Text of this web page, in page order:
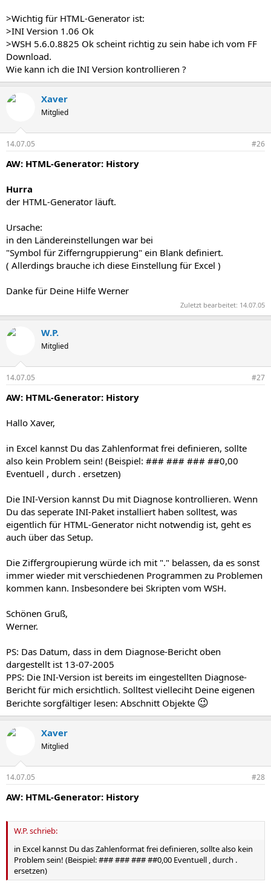
>Wichtig für HTML-Generator ist:
>INI Version 1.06 Ok
>WSH 5.6.0.8825 Ok scheint richtig zu sein habe ich vom FF
Download.
Wie kann ich die INI Version kontrollieren ?
Xaver
Mitglied
14.07.05 #26
AW: HTML-Generator: History
Hurra
der HTML-Generator läuft.
Ursache:
in den Ländereinstellungen war bei
"Symbol für Zifferngruppierung" ein Blank definiert.
( Allerdings brauche ich diese Einstellung für Excel )
Danke für Deine Hilfe Werner
Zuletzt bearbeitet: 14.07.05
W.P.
Mitglied
14.07.05 #27
AW: HTML-Generator: History
Hallo Xaver,
in Excel kannst Du das Zahlenformat frei definieren, sollte
also kein Problem sein! (Beispiel: ### ### ### ##0,00
Eventuell , durch . ersetzen)
Die INI-Version kannst Du mit Diagnose kontrollieren. Wenn
Du das seperate INI-Paket installiert haben solltest, was
eigentlich für HTML-Generator nicht notwendig ist, geht es
auch über das Setup.
Die Ziffergroupierung würde ich mit "." belassen, da es sonst
immer wieder mit verschiedenen Programmen zu Problemen
kommen kann. Insbesondere bei Skripten vom WSH.
Schönen Gruß,
Werner.
PS: Das Datum, dass in dem Diagnose-Bericht oben
dargestellt ist 13-07-2005
PPS: Die INI-Version ist bereits im eingestellten Diagnose-
Bericht für mich ersichtlich. Solltest vielleciht Deine eigenen
Berichte sorgfältiger lesen: Abschnitt Objekte 😉
Xaver
Mitglied
14.07.05 #28
AW: HTML-Generator: History
W.P. schrieb:
in Excel kannst Du das Zahlenformat frei definieren, sollte also kein
Problem sein! (Beispiel: ### ### ### ##0,00 Eventuell , durch .
ersetzen)